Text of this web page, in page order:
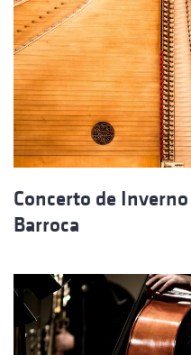
Concerto de
Barroca